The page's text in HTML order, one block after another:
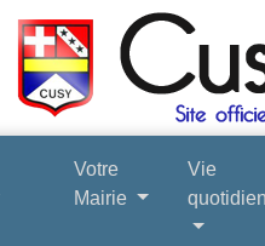
Votre
Mairie
Vie